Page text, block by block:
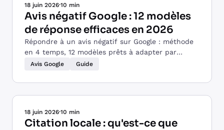
18 juin 2026·10 min
Avis négatif Google : 12 modèles
de réponse efficaces en 2026
Répondre à un avis négatif sur Google : méthode
en 4 temps, 12 modèles prêts à adapter par
situation, erreurs à éviter et conseils pour les
Avis Google Guide
18 juin 2026·10 min
Citation locale : qu'est-ce que